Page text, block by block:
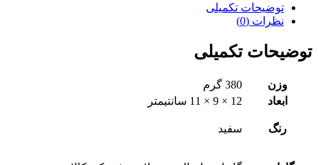
توضیحات تکمیلی
نظرات (0)
توضیحات تکمیلی
وزن
380 گرم
ابعاد
12 × 9 × 11 سانتیمتر
رنگ سفید